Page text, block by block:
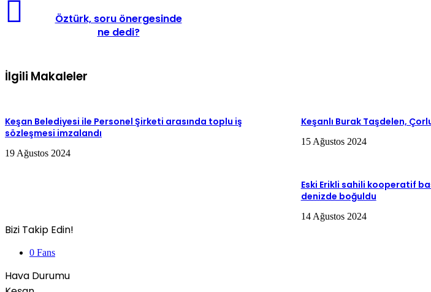
Öztürk, soru önergesinde
ne dedi?
İlgili Makaleler
Keşan Belediyesi ile Personel Şirketi arasında toplu iş
sözleşmesi imzalandı
19 Ağustos 2024
Keşanlı Burak Taşdelen,
15 Ağustos 2024
Eski Erikli sahili kooperatif
denizde boğuldu
14 Ağustos 2024
Bizi Takip Edin!
0 Fans
Hava Durumu